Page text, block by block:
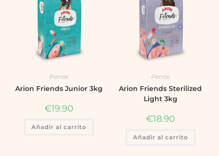
Perros
Arion Friends Junior 3kg
€19.90
Añadir al carrito
Perros
Arion Friends Sterilized
Light 3kg
€18.90
Añadir al carrito